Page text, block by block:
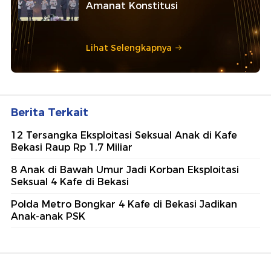
Amanat Konstitusi
Lihat Selengkapnya
Berita Terkait
12 Tersangka Eksploitasi Seksual Anak di Kafe
Bekasi Raup Rp 1,7 Miliar
8 Anak di Bawah Umur Jadi Korban Eksploitasi
Seksual 4 Kafe di Bekasi
Polda Metro Bongkar 4 Kafe di Bekasi Jadikan
Anak-anak PSK